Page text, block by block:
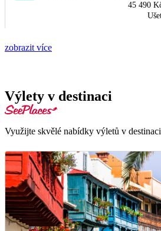
45 490
zobrazit více
Výlety v destinaci
Využijte skvělé nabídky výletů v